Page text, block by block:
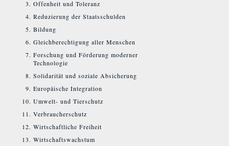
Offenheit und Toleranz
Reduzierung der Staatsschulden
Bildung
Gleichberechtigung aller Menschen
Forschung und Förderung moderner
Technologie
Solidarität und soziale Absicherung
Europäische Integration
Umwelt- und Tierschutz
Verbraucherschutz
Wirtschaftliche Freiheit
Wirtschaftswachstum